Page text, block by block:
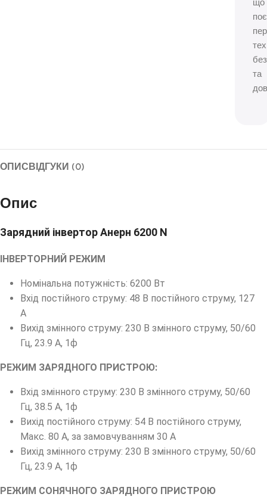
що
та
ОПИСВІДГУКИ (0)
Опис
Зарядний інвертор Анерн 6200 N
ІНВЕРТОРНИЙ РЕЖИМ
Номінальна потужність: 6200 Вт
Вхід постійного струму: 48 В постійного струму, 127
А
Вихід змінного струму: 230 В змінного струму, 50/60
Гц, 23.9 А, 1ф
РЕЖИМ ЗАРЯДНОГО ПРИСТРОЮ:
Вхід змінного струму: 230 В змінного струму, 50/60
Гц, 38.5 А, 1ф
Вихід постійного струму: 54 В постійного струму,
Макс. 80 А, за замовчуванням 30 А
Вихід змінного струму: 230 В змінного струму, 50/60
Гц, 23.9 А, 1ф
РЕЖИМ СОНЯЧНОГО ЗАРЯДНОГО ПРИСТРОЮ